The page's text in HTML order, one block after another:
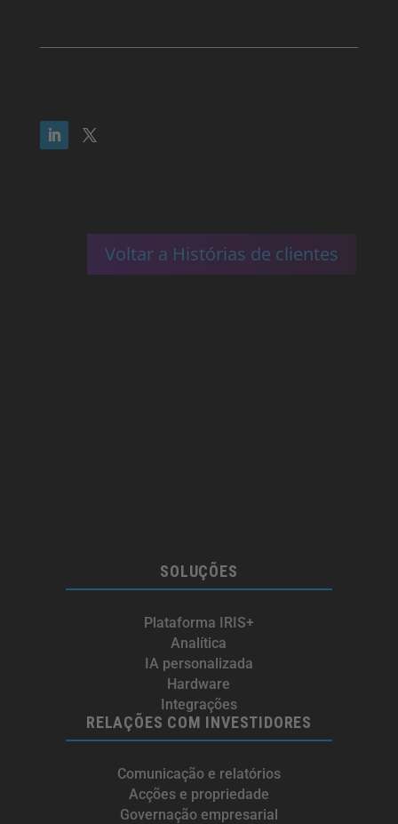
Voltar a Histórias de clientes
SOLUÇÕES
Plataforma IRIS+
Analítica
IA personalizada
Hardware
Integrações
RELAÇÕES COM INVESTIDORES
Comunicação e relatórios
Acções e propriedade
Governação empresarial